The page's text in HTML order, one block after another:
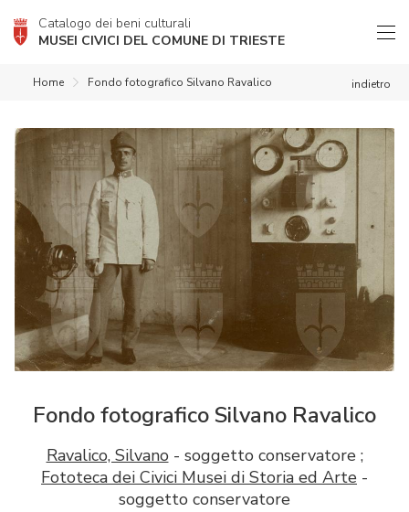
Catalogo dei beni culturali
MUSEI CIVICI DEL COMUNE DI TRIESTE
indietro
Home Fondo fotografico Silvano Ravalico
Fondo fotografico Silvano Ravalico
Ravalico, Silvano- soggetto conservatore ;
Fototeca dei Civici Musei di Storia ed Arte -
soggetto conservatore